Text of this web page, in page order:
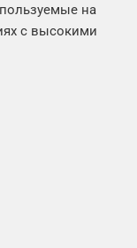
на
с высокими